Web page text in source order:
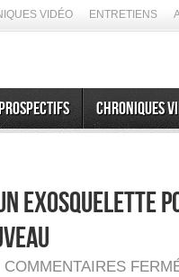
VIDÉO ENTRETIENS
Chroniques
exosquelette
COMMENTAIRES